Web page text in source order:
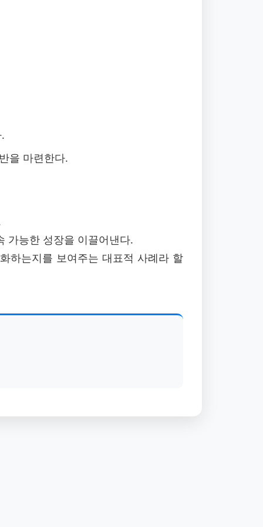
을 마련한다.
가능한 성장을 이끌어낸다.
하는지를 보여주는 대표적 사례라 할